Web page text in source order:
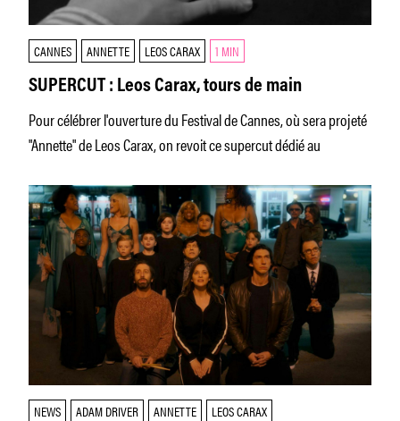
CANNES ANNETTE LEOS CARAX 1 MIN
SUPERCUT : Leos Carax, tours de main
Pour célébrer l'ouverture du Festival de Cannes, où sera projeté
"Annette" de Leos Carax, on revoit ce supercut dédié au
NEWS ADAM DRIVER ANNETTE
LEOS CARAX